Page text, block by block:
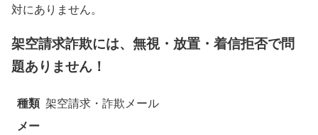
対にありません。
架空請求詐欺には、無視・放置・着信拒否で問
題ありません！
種類 架空請求・詐欺メール
メー